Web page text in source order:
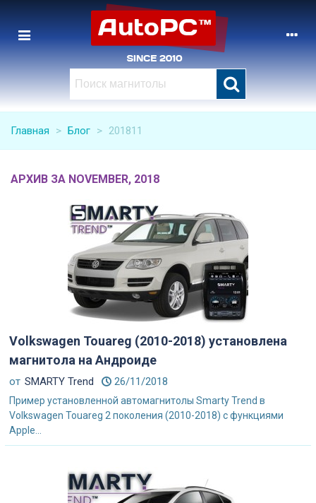
Главная > Блог > 201811
АРХИВ ЗА NOVEMBER, 2018
Volkswagen Touareg (2010-2018) установлена
магнитола на Андроиде
от SMARTY Trend 26/11/2018
Пример установленной автомагнитолы Smarty Trend в
Volkswagen Touareg 2 поколения (2010-2018) с функциями
Apple...